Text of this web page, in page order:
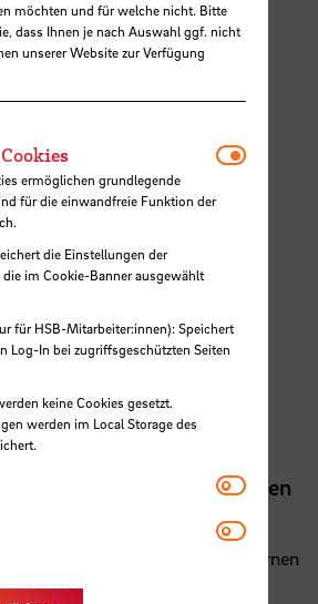
113
der HSB
mit KI. Zeit sparen
Zentrum für Lehren und Lernen
möchten und für welche nicht. Bitte
dass Ihnen je nach Auswahl ggf. nicht
unserer Website zur Verfügung
ermöglichen grundlegende
für die einwandfreie Funktion der
die Einstellungen der
die im Cookie-Banner ausgewählt
für HSB-Mitarbeiter:innen): Speichert
Log-In bei zugriffsgeschützten Seiten
keine Cookies gesetzt.
werden im Local Storage des
Matomo
Youtube